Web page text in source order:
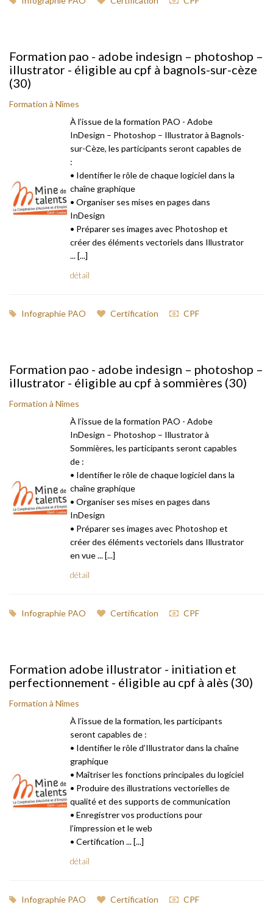
Formation pao - adobe indesign – photoshop –
illustrator - éligible au cpf à bagnols-sur-cèze
(30)
Formation à Nîmes
À l’issue de la formation PAO - Adobe
InDesign – Photoshop – Illustrator à Bagnols-
sur-Cèze, les participants seront capables de
:
• Identifier le rôle de chaque logiciel dans la
chaîne graphique
• Organiser ses mises en pages dans
InDesign
• Préparer ses images avec Photoshop et
créer des éléments vectoriels dans Illustrator
... [...]
détail
Infographie PAO Certification CPF
Formation pao - adobe indesign – photoshop –
illustrator - éligible au cpf à sommières (30)
Formation à Nîmes
À l’issue de la formation PAO - Adobe
InDesign – Photoshop – Illustrator à
Sommières, les participants seront capables
de :
• Identifier le rôle de chaque logiciel dans la
chaîne graphique
• Organiser ses mises en pages dans
InDesign
• Préparer ses images avec Photoshop et
créer des éléments vectoriels dans Illustrator
en vue ... [...]
détail
Infographie PAO Certification CPF
Formation adobe illustrator - initiation et
perfectionnement - éligible au cpf à alès (30)
Formation à Nîmes
À l’issue de la formation, les participants
seront capables de :
• Identifier le rôle d’Illustrator dans la chaîne
graphique
• Maîtriser les fonctions principales du logiciel
• Produire des illustrations vectorielles de
qualité et des supports de communication
• Enregistrer vos productions pour
l’impression et le web
• Certification ... [...]
détail
Infographie PAO Certification CPF